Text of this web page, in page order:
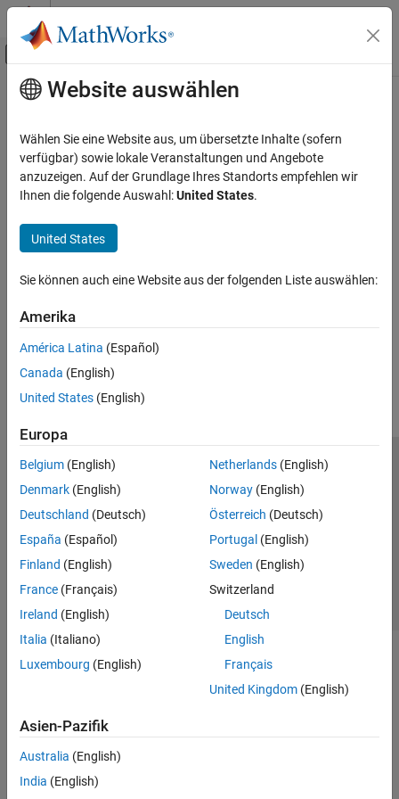
Weiter zum Inhalt
Umschaltung für Off-Canvas-
Startseite der Dokumentation
Hauptinhalt
How useful was this information?
Website auswählen
Wählen Sie eine Website aus, um übersetzte Inhalte (sofern
verfügbar) sowie lokale Veranstaltungen und Angebote
anzuzeigen. Auf der Grundlage Ihres Standorts empfehlen wir
Ihnen die folgende Auswahl:United States.
United States
Sie können auch eine Website aus der folgenden Liste auswählen:
Amerika
América Latina (Español)
Canada (English)
United States (English)
Europa
Belgium (English)
Denmark (English)
Deutschland (Deutsch)
España (Español)
Finland (English)
France (Français)
Ireland (English)
Italia (Italiano)
Luxembourg (English)
Netherlands(English)
Norway(English)
Österreich (Deutsch)
Portugal (English)
Sweden (English)
Switzerland
Deutsch
English
Français
United Kingdom(English)
Asien-Pazifik
Australia (English)
India (English)
Trust Center
Datenschutz-Richtlinien
Datendiebstahl verhindern
Status von Anwendungen
© 1994-2026 The MathWorks, Inc.
Website auswählen
Deutschland